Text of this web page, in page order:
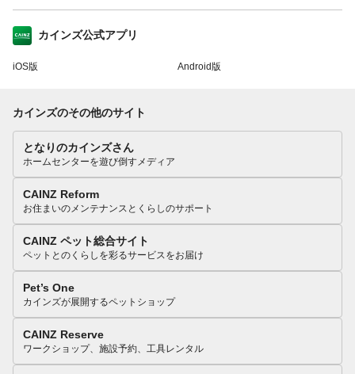
カインズ公式アプリ
iOS版 Android版
カインズのその他のサイト
となりのカインズさん
ホームセンターを遊び倒すメディア
CAINZ Reform
お住まいのメンテナンスとくらしのサポート
CAINZ ペット総合サイト
ペットとのくらしを彩るサービスをお届け
Pet’s One
カインズが展開するペットショップ
CAINZ Reserve
ワークショップ、施設予約、工具レンタル